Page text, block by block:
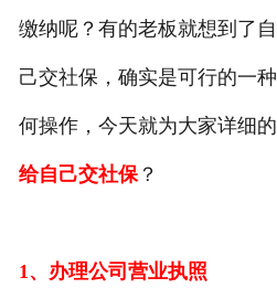
缴纳呢？有的老板就想到了
己交社保，确实是可行的一
何操作，今天就为大家详细
给自己交社保？
1、办理公司营业执照